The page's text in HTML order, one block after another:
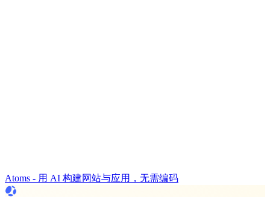
Atoms - 用 AI 构建网站与应用，无需编码